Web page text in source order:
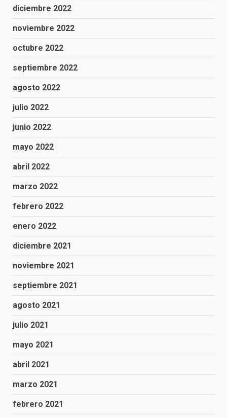
diciembre 2022
noviembre 2022
octubre 2022
septiembre 2022
agosto 2022
julio 2022
junio 2022
mayo 2022
abril 2022
marzo 2022
febrero 2022
enero 2022
diciembre 2021
noviembre 2021
septiembre 2021
agosto 2021
julio 2021
mayo 2021
abril 2021
marzo 2021
febrero 2021